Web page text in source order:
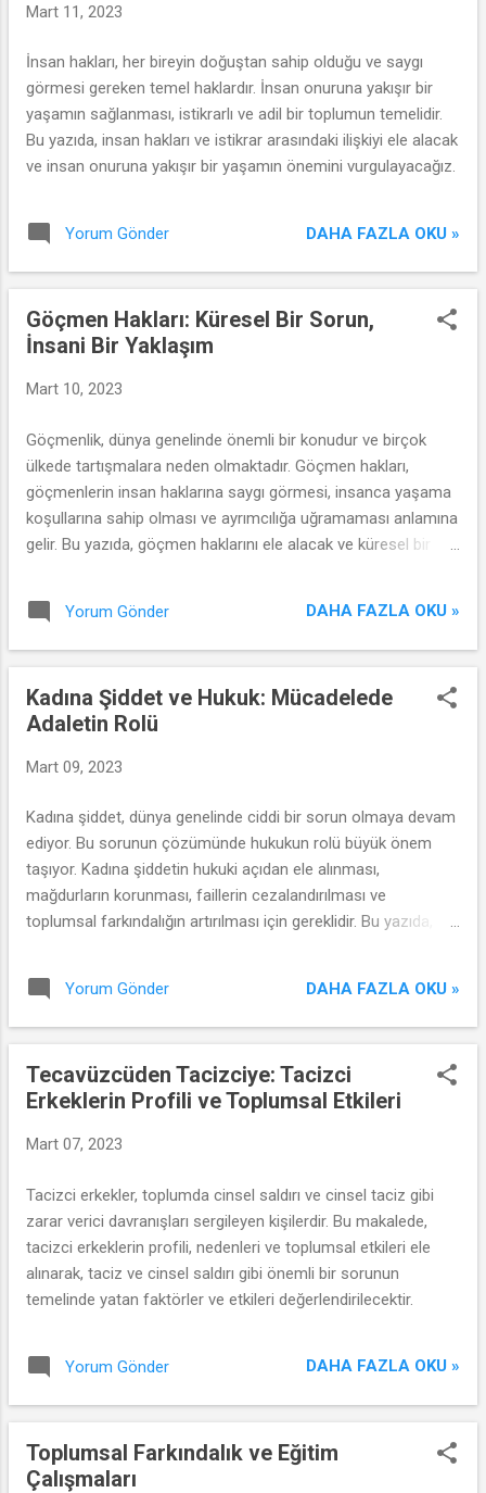
Mart 11, 2023
İnsan hakları, her bireyin doğuştan sahip olduğu ve saygı
görmesi gereken temel haklardır. İnsan onuruna yakışır bir
yaşamın sağlanması, istikrarlı ve adil bir toplumun temelidir.
Bu yazıda, insan hakları ve istikrar arasındaki ilişkiyi ele alacak
ve insan onuruna yakışır bir yaşamın önemini vurgulayacağız.
Yorum Gönder DAHA FAZLA OKU »
Göçmen Hakları: Küresel Bir Sorun,
İnsani Bir Yaklaşım
Mart 10, 2023
Göçmenlik, dünya genelinde önemli bir konudur ve birçok
ülkede tartışmalara neden olmaktadır. Göçmen hakları,
göçmenlerin insan haklarına saygı görmesi, insanca yaşama
koşullarına sahip olması ve ayrımcılığa uğramaması anlamına
gelir. Bu yazıda, göçmen haklarını ele alacak ve küresel bir
Yorum Gönder DAHA FAZLA OKU »
Kadına Şiddet ve Hukuk: Mücadelede
Adaletin Rolü
Mart 09, 2023
Kadına şiddet, dünya genelinde ciddi bir sorun olmaya devam
ediyor. Bu sorunun çözümünde hukukun rolü büyük önem
taşıyor. Kadına şiddetin hukuki açıdan ele alınması,
mağdurların korunması, faillerin cezalandırılması ve
toplumsal farkındalığın artırılması için gereklidir. Bu yazıda,
mücadeledeki rolünü vurgulayacağız.
Yorum Gönder DAHA FAZLA OKU »
Tecavüzcüden Tacizciye: Tacizci
Erkeklerin Profili ve Toplumsal Etkileri
Mart 07, 2023
Tacizci erkekler, toplumda cinsel saldırı ve cinsel taciz gibi
zarar verici davranışları sergileyen kişilerdir. Bu makalede,
tacizci erkeklerin profili, nedenleri ve toplumsal etkileri ele
alınarak, taciz ve cinsel saldırı gibi önemli bir sorunun
temelinde yatan faktörler ve etkileri değerlendirilecektir.
Yorum Gönder DAHA FAZLA OKU »
Toplumsal Farkındalık ve Eğitim
Çalışmaları